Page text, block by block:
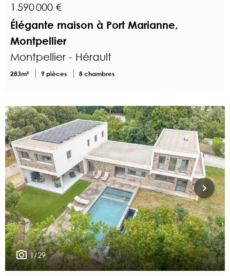
1 590 000 €
Élégante maison à Port Marianne,
Montpellier
Montpellier - Hérault
283m² 9 pièces 8 chambres
1/29